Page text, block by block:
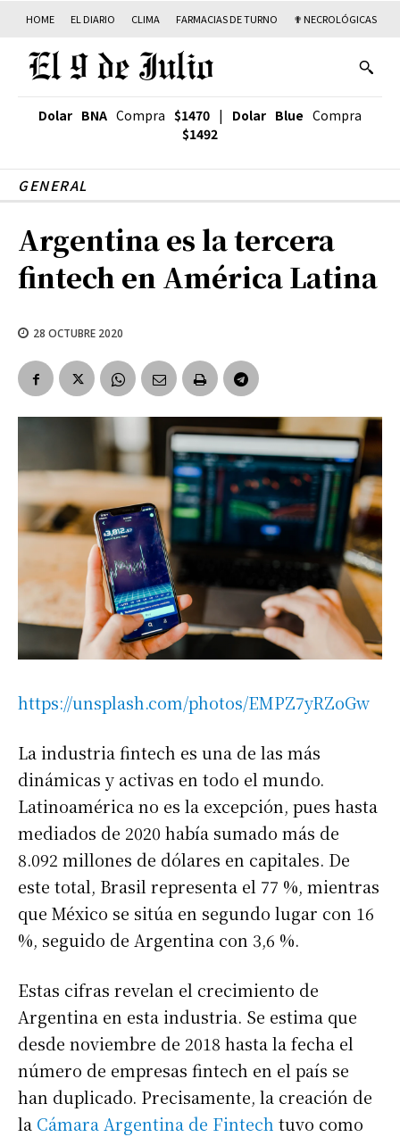
HOME EL DIARIO CLIMA FARMACIAS DE TURNO ✟ NECROLÓGICAS
Dolar BNA Compra $1470 | Dolar Blue Compra
$1492
GENERAL
Argentina es la tercera
fintech en América Latina
28 OCTUBRE 2020
https://unsplash.com/photos/EMPZ7yRZoGw
La industria fintech es una de las más
dinámicas y activas en todo el mundo.
Latinoamérica no es la excepción, pues hasta
mediados de 2020 había sumado más de
8.092 millones de dólares en capitales. De
este total, Brasil representa el 77 %, mientras
que México se sitúa en segundo lugar con 16
%, seguido de Argentina con 3,6 %.
Estas cifras revelan el crecimiento de
Argentina en esta industria. Se estima que
desde noviembre de 2018 hasta la fecha el
número de empresas fintech en el país se
han duplicado. Precisamente, la creación de
la Cámara Argentina de Fintech tuvo como